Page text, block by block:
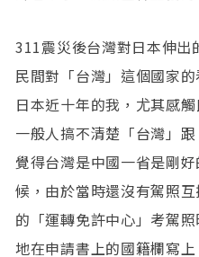
311震災後台灣對日本伸出
民間對「台灣」這個國家
日本近十年的我，尤其感
一般人搞不清楚「台灣」
覺得台灣是中國一省是剛
候，由於當時還沒有駕照
的「運轉免許中心」考駕
地在申請書上的國籍欄寫